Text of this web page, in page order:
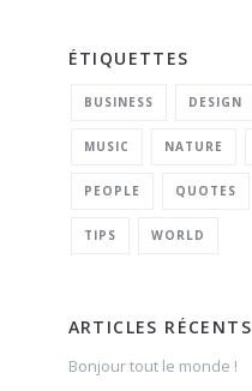
ÉTIQUETTES
BUSINESS DESIGN
MUSIC NATURE
PEOPLE QUOTES
TIPS WORLD
ARTICLES RÉCENTS
Bonjour tout le monde !